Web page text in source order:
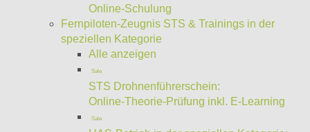
Online-Schulung
Fernpiloten-Zeugnis STS & Trainings in der
speziellen Kategorie
Alle anzeigen
Sale
STS Drohnenführerschein:
Online-Theorie-Prüfung inkl. E-Learning
Sale